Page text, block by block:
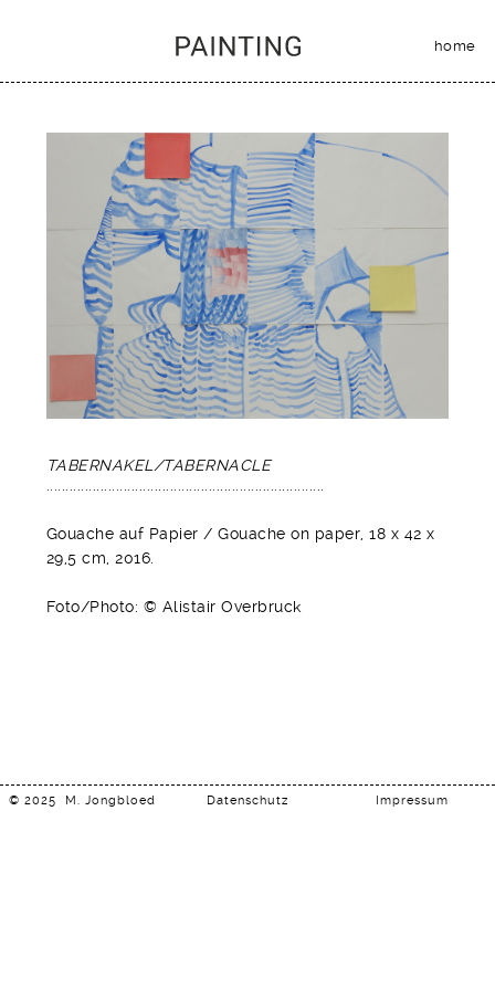
home
TABERNAKEL/TABERNACLE
........................................................................
Gouache auf Papier / Gouache on paper, 18 x 42 x
29,5 cm, 2016.
Foto/Photo: © Alistair Overbruck
© 2025 M. Jongbloed Datenschutz Impressum